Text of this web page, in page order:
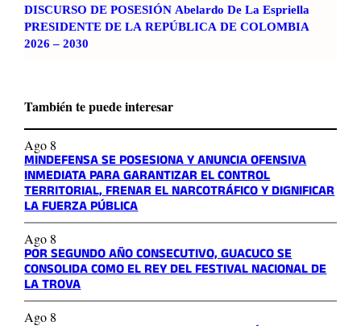
DISCURSO DE POSESIÓN Abelardo De La Espriella
PRESIDENTE DE LA REPÚBLICA DE COLOMBIA
2026 – 2030
También te puede interesar
Ago 8
MINDEFENSA SE POSESIONA Y ANUNCIA OFENSIVA
INMEDIATA PARA GARANTIZAR EL CONTROL
TERRITORIAL, FRENAR EL NARCOTRÁFICO Y DIGNIFICAR
LA FUERZA PÚBLICA
Ago 8
POR SEGUNDO AÑO CONSECUTIVO, GUACUCO SE
CONSOLIDA COMO EL REY DEL FESTIVAL NACIONAL DE
LA TROVA
Ago 8